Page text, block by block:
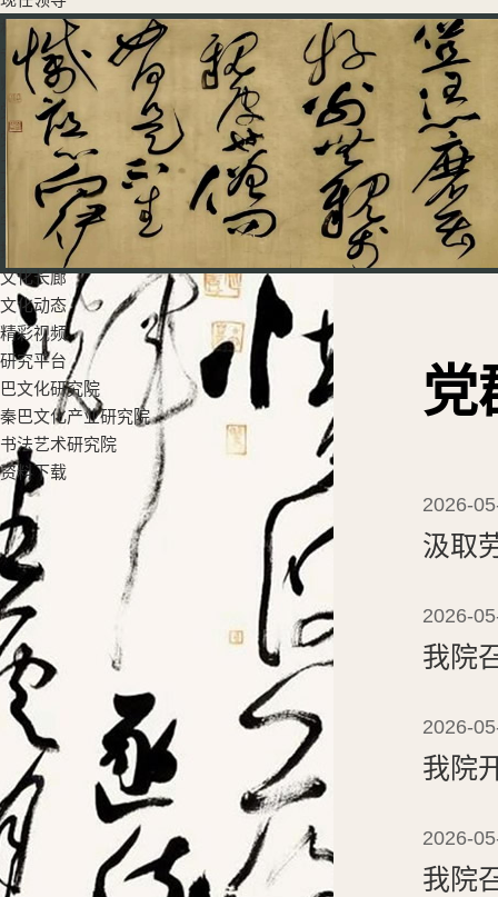
机构设置
专业设置
师资队伍
党群工作
党建工作
工会活动
教学科研
学生工作
招生就业
文化长廊
文化动态
精彩视频
研究平台
巴文化研究院
秦巴文化产业研究院
书法艺术研究院
资料下载
党
2026-
汲取
2026-
我院
2026-
我院
2026-
我院